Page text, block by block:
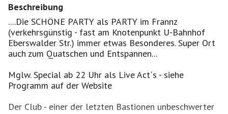
Beschreibung
....Die SCHÖNE PARTY als PARTY im Frannz
(verkehrsgünstig - fast am Knotenpunkt U-Bahnhof
Eberswalder Str.) immer etwas Besonderes. Super Ort
auch zum Quatschen und Entspannen...
Mglw. Special ab 22 Uhr als Live Act´s - siehe
Programm auf der Website
Der Club - einer der letzten Bastionen unbeschwerter